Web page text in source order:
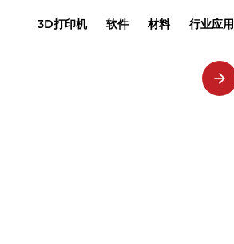
3D打印机 软件 材料 行业应用